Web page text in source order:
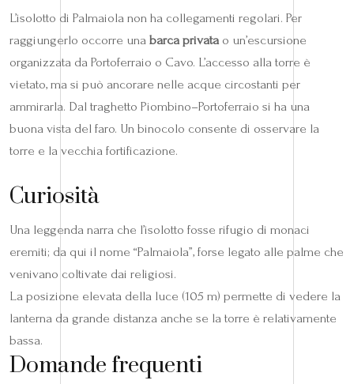
L’isolotto di Palmaiola non ha collegamenti regolari. Per
raggiungerlo occorre una barca privatao un’escursione
organizzata da Portoferraio o Cavo. L’accesso alla torre è
vietato, ma si può ancorare nelle acque circostanti per
ammirarla. Dal traghetto Piombino–Portoferraio si ha una
buona vista del faro. Un binocolo consente di osservare la
torre e la vecchia fortificazione.
Curiosità
Una leggenda narra che l’isolotto fosse rifugio di monaci
eremiti; da qui il nome “Palmaiola”, forse legato alle palme che
venivano coltivate dai religiosi.
La posizione elevata della luce (105 m) permette di vedere la
lanterna da grande distanza anche se la torre è relativamente
bassa.
Domande frequenti